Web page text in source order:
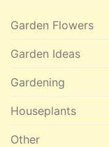
Garden Flowers
Garden Ideas
Gardening
Houseplants
Other